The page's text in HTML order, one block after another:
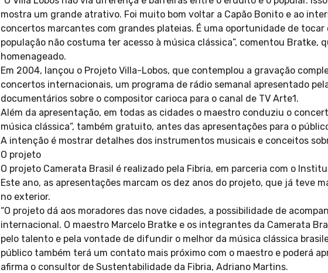
mostra um grande atrativo. Foi muito bom voltar a Capão Bonito e ao
concertos marcantes com grandes plateias. É uma oportunidade de tocar
população não costuma ter acesso à música clássica”, comentou Bratke,
homenageado.
Em 2004, lançou o Projeto Villa-Lobos, que contemplou a gravação
concertos internacionais, um programa de rádio semanal apresentado
documentários sobre o compositor carioca para o canal de TV Arte1.
Além da apresentação, em todas as cidades o maestro conduziu o
música clássica”, também gratuito, antes das apresentações para o
A intenção é mostrar detalhes dos instrumentos musicais e conceitos
O projeto
O projeto Camerata Brasil é realizado pela Fibria, em parceria com o
Este ano, as apresentações marcam os dez anos do projeto, que já teve
no exterior.
“O projeto dá aos moradores das nove cidades, a possibilidade de
internacional. O maestro Marcelo Bratke e os integrantes da Camerata
pelo talento e pela vontade de difundir o melhor da música clássica
público também terá um contato mais próximo com o maestro e poderá
afirma o consultor de Sustentabilidade da Fibria, Adriano Martins.